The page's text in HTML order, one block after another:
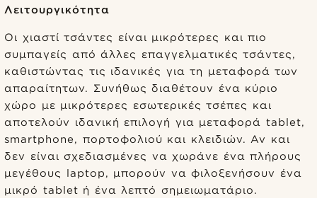
Λειτουργικότητα
Οι χιαστί τσάντες είναι μικρότερες και πιο
συμπαγείς από άλλες επαγγελματικές τσάντες,
καθιστώντας τις ιδανικές για τη μεταφορά των
απαραίτητων. Συνήθως διαθέτουν ένα κύριο
χώρο με μικρότερες εσωτερικές τσέπες και
αποτελούν ιδανική επιλογή για μεταφορά tablet,
smartphone, πορτοφολιού και κλειδιών. Αν και
δεν είναι σχεδιασμένες να χωράνε ένα πλήρους
μεγέθους laptop, μπορούν να φιλοξενήσουν ένα
μικρό tablet ή ένα λεπτό σημειωματάριο.